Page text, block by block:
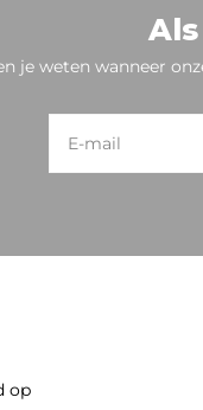
je weten wanneer
op